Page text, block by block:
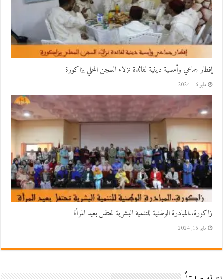
إفطار جماعي وأمسية دينية لفائدة نزلاء السجن المحلي بزاكورة
مايو 16, 2024
زاكورة..المبادرة الوطنية للتنمية البشرية تحتفل بعيد المرأة
مايو 16, 2024